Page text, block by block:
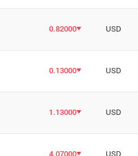
0.82000 USD
0.13000 USD
1.13000 USD
4.07000 USD